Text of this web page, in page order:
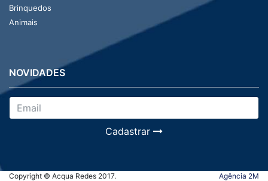
Brinquedos
Animais
NOVIDADES
Cadastrar
Copyright © Acqua Redes 2017. Agência 2M